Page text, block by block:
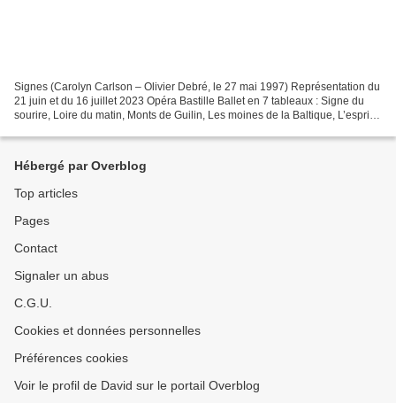
Signes (Carolyn Carlson – Olivier Debré, le 27 mai 1997) Représentation du
21 juin et du 16 juillet 2023 Opéra Bastille Ballet en 7 tableaux : Signe du
sourire, Loire du matin, Monts de Guilin, Les moines de la Baltique, L’esprit
Hébergé par Overblog
Top articles
Pages
Contact
Signaler un abus
C.G.U.
Cookies et données personnelles
Préférences cookies
Voir le profil de David sur le portail Overblog